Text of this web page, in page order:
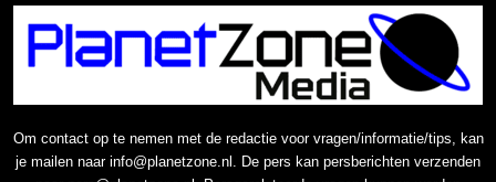
Om contact op te nemen met de redactie voor vragen/informatie/tips, kan
je mailen naar info@planetzone.nl. De pers kan persberichten verzenden